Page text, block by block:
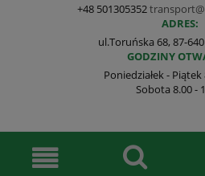
+48 501305352
ADRES:
ul.Toruńska 68, 87-
GODZINY
Poniedziałek - Piątek
Sobota 8.00 -